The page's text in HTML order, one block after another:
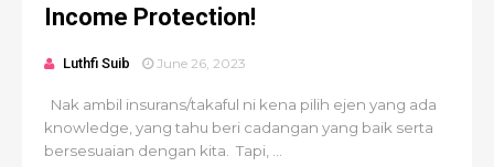
Income Protection!
Luthfi Suib June 26, 2023
Nak ambil insurans/takaful ni kena pilih ejen yang ada
knowledge, yang tahu beri cadangan yang baik serta
bersesuaian dengan kita. Tapi, ...